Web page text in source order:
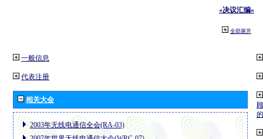
«决议汇编»
全部展开
一般信息
代表注册
相关大会
2003年无线电通信全会(RA-03)